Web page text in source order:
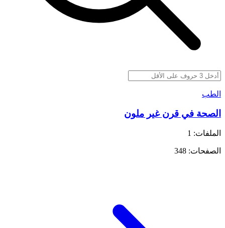
الطب
الصحة في قرن غير ملون
الملفات: 1
الصفحات: 348